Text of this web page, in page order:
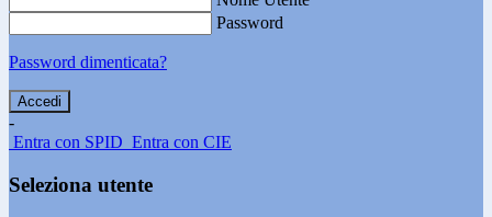
Password
Password dimenticata?
-
Entra con SPID Entra con CIE
Seleziona utente